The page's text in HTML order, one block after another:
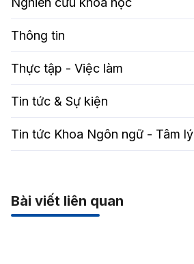
Thông tin
Thực tập - Việc làm
Tin tức & Sự kiện
Tin tức Khoa Ngôn ngữ - Tâm lý
Bài viết liên quan